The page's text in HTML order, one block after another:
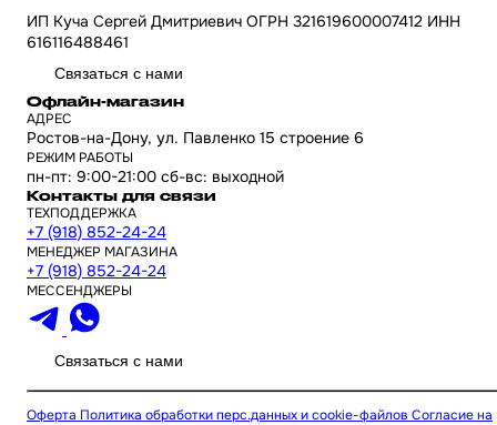
ИП Куча Сергей Дмитриевич ОГРН 321619600007412 ИНН
616116488461
Связаться с нами
Офлайн-магазин
АДРЕС
Ростов-на-Дону, ул. Павленко 15 строение 6
РЕЖИМ РАБОТЫ
пн-пт: 9:00-21:00 сб-вс: выходной
Контакты для связи
ТЕХПОДДЕРЖКА
+7 (918) 852-24-24
МЕНЕДЖЕР МАГАЗИНА
+7 (918) 852-24-24
МЕССЕНДЖЕРЫ
Связаться с нами
Оферта Политика обработки перс.данных и cookie-файлов Согласие на